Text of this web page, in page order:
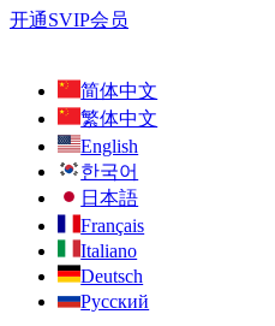
开通SVIP会员
简体中文
繁体中文
English
한국어
日本語
Français
Italiano
Deutsch
Русский